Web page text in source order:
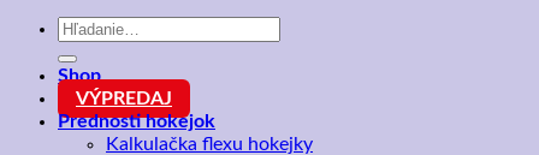
Hľadať:
Shop
VÝPREDAJ
Prednosti hokejok
Kalkulačka flexu hokejky